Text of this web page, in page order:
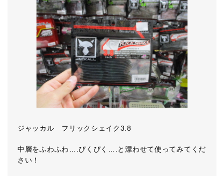
ジャッカル フリックシェイク3.8
中層をふわふわ….ぴくぴく….と漂わせて使ってみてくだ
さい！